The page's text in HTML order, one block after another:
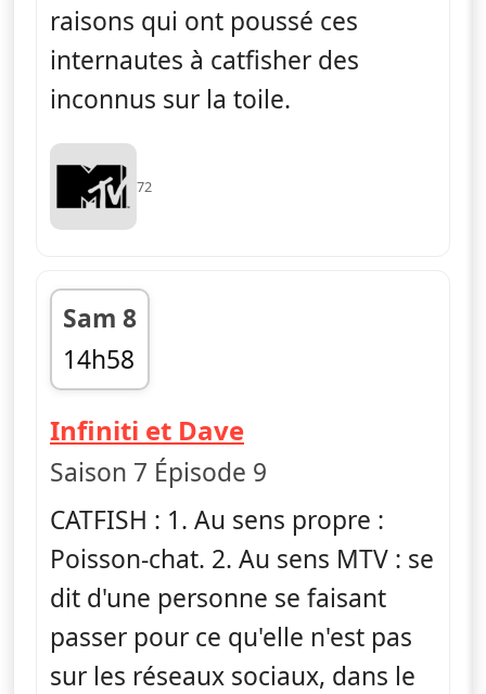
raisons qui ont poussé ces
internautes à catfisher des
inconnus sur la toile.
72
Sam 8
14h58
fin 15h41
Infiniti et Dave— Catfish : fausse
Saison 7 Épisode 9
CATFISH : 1. Au sens propre :
Poisson-chat. 2. Au sens MTV : se
dit d'une personne se faisant
passer pour ce qu'elle n'est pas
sur les réseaux sociaux, dans le